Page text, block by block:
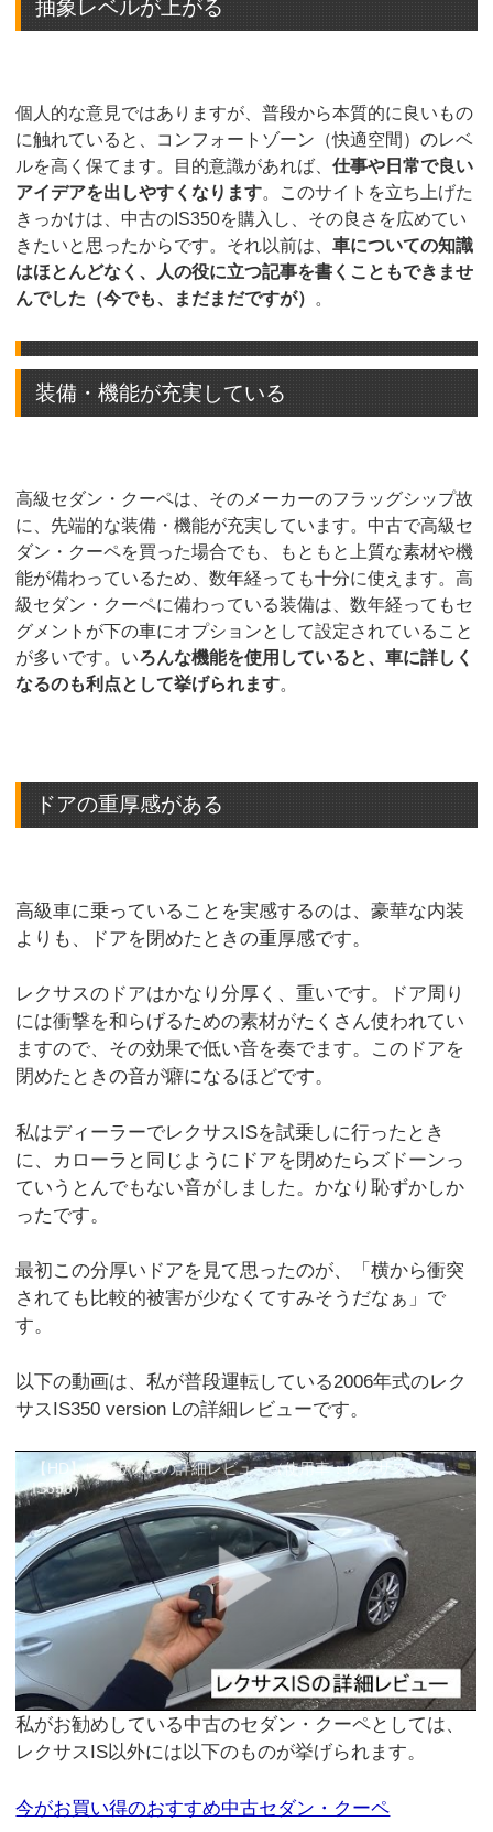
抽象レベルが上がる
個人的な意見ではありますが、普段から本質的に良いもの
に触れていると、コンフォートゾーン（快適空間）のレベ
ルを高く保てます。目的意識があれば、仕事や日常で良い
アイデアを出しやすくなります。このサイトを立ち上げた
きっかけは、中古のIS350を購入し、その良さを広めてい
きたいと思ったからです。それ以前は、車についての知識
はほとんどなく、人の役に立つ記事を書くこともできませ
んでした（今でも、まだまだですが） 。
装備・機能が充実している
高級セダン・クーペは、そのメーカーのフラッグシップ故
に、先端的な装備・機能が充実しています。中古で高級セ
ダン・クーペを買った場合でも、もともと上質な素材や機
能が備わっているため、数年経っても十分に使えます。高
級セダン・クーペに備わっている装備は、数年経ってもセ
グメントが下の車にオプションとして設定されていること
が多いです。いろんな機能を使用していると、車に詳しく
なるのも利点として挙げられます。
ドアの重厚感がある
高級車に乗っていることを実感するのは、豪華な内装
よりも、ドアを閉めたときの重厚感です。
レクサスのドアはかなり分厚く、重いです。ドア周り
には衝撃を和らげるための素材がたくさん使われてい
ますので、その効果で低い音を奏でます。このドアを
閉めたときの音が癖になるほどです。
私はディーラーでレクサスISを試乗しに行ったとき
に、カローラと同じようにドアを閉めたらズドーンっ
ていうとんでもない音がしました。かなり恥ずかしか
ったです。
最初この分厚いドアを見て思ったのが、「横から衝突
されても比較的被害が少なくてすみそうだなぁ」で
す。
以下の動画は、私が普段運転している2006年式のレク
サスIS350 version Lの詳細レビューです。
【HD】レクサスISの詳細レビュー（使用車：レクサス
IS350）
私がお勧めしている中古のセダン・クーペとしては、
レクサスIS以外には以下のものが挙げられます。
今がお買い得のおすすめ中古セダン・クーペ